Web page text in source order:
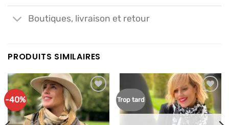
Boutiques, livraison et retour
PRODUITS SIMILAIRES
-40%
Ajouter
à mes
articles
favoris
Trop tard
Ajouter
à mes
articles
favoris